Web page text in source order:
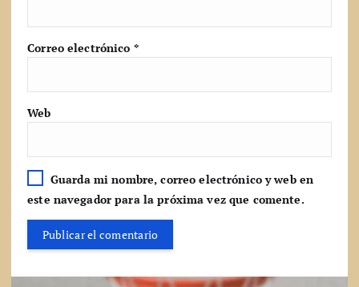
Correo electrónico *
Web
Guarda mi nombre, correo electrónico y web en
este navegador para la próxima vez que comente.